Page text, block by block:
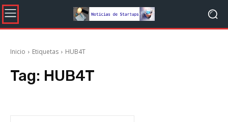
Inicio Etiquetas HUB4T
Tag: HUB4T